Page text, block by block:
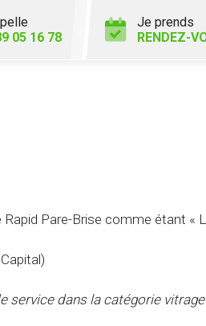
05 16 78
Je prends
RENDEZ-
Pare-Brise comme étant «
service dans la catégorie vitrage